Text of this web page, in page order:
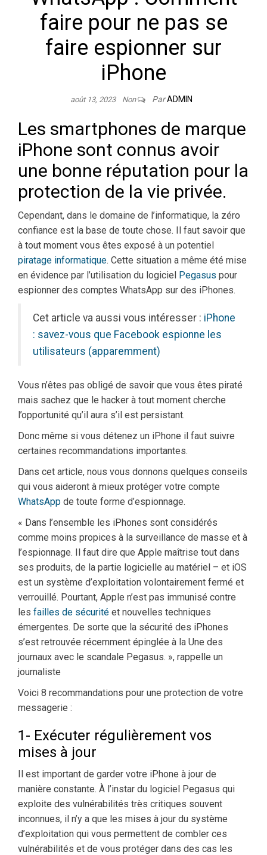
faire pour ne pas se
faire espionner sur
iPhone
août 13, 2023 Non ParADMIN
Les smartphones de marque
iPhone sont connus avoir
une bonne réputation pour la
protection de la vie privée.
Cependant, dans le domaine de l’informatique, la zéro
confiance est la base de toute chose. Il faut savoir que
à tout moment vous êtes exposé à un potentiel
piratage informatique. Cette situation a même été mise
en évidence par l’utilisation du logiciel Pegasus pour
espionner des comptes WhatsApp sur des iPhones.
Cet article va aussi vous intéresser : iPhone
: savez-vous que Facebook espionne les
utilisateurs (apparemment)
Vous n’êtes pas obligé de savoir que vous êtes piraté
mais sachez que le hacker à tout moment cherche
l’opportunité qu’il aura s’il est persistant.
Donc même si vous détenez un iPhone il faut suivre
certaines recommandations importantes.
Dans cet article, nous vous donnons quelques conseils
qui vous aideront à mieux protéger votre compte
WhatsApp de toute forme d’espionnage.
« Dans l’ensemble les iPhones sont considérés
comme moins propices à la surveillance de masse et à
l’espionnage. Il faut dire que Apple maîtrise tout dans
ses produits, de la partie logicielle au matériel – et iOS
est un système d’exploitation volontairement fermé et
verrouillé. Pourtant, Apple n’est pas immunisé contre
les failles de sécurité et nouvelles techniques
émergentes. De sorte que la sécurité des iPhones
s’est retrouvée récemment épinglée à la Une des
journaux avec le scandale Pegasus. », rappelle un
journaliste
Voici 8 recommandations pour une protection de votre
messagerie :
1- Exécuter régulièrement vos
mises à jour
Il est important de garder votre iPhone à jour de
manière constante. À l’instar du logiciel Pegasus qui
exploite des vulnérabilités très critiques souvent
inconnues, il n’y a que les mises à jour du système
d’exploitation qui vous permettent de combler ces
vulnérabilités et de vous protéger dans des cas les